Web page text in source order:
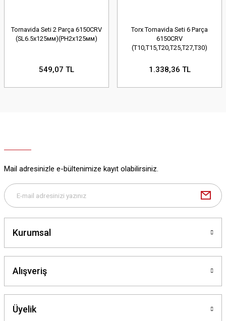
Tornavida Seti 2 Parça 6150CRV
(SL6.5х125мм)(PH2х125мм)
549,07 TL
Torx Tornavida Seti 6 Parça
6150CRV
(T10,T15,T20,T25,T27,T30)
1.338,36 TL
Mail adresinizle e-bültenimize kayıt olabilirsiniz.
Kurumsal
Alışveriş
Üyelik